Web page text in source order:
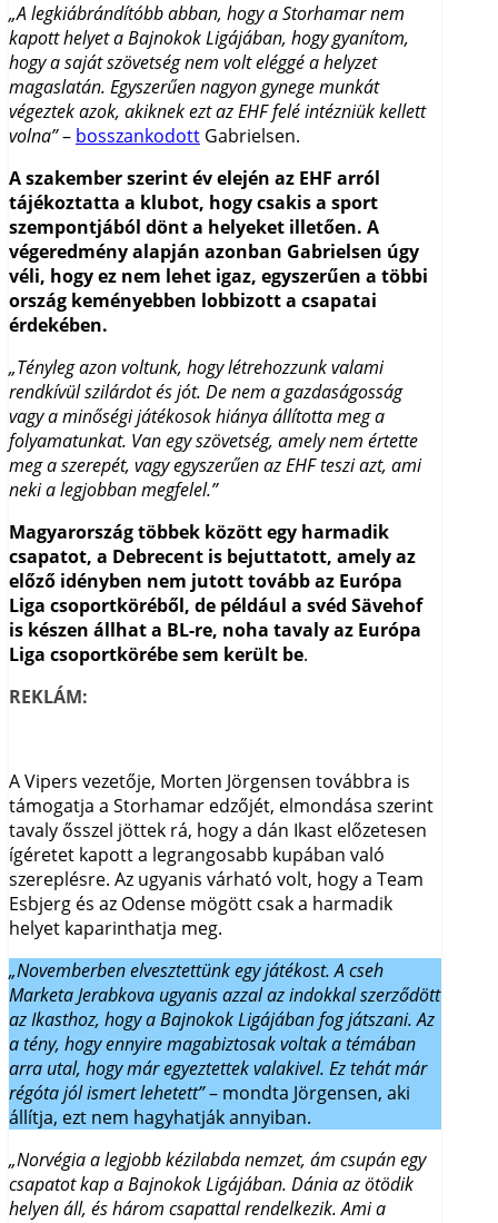
„A legkiábrándítóbb abban, hogy a Storhamar nem
kapott helyet a Bajnokok Ligájában, hogy gyanítom,
hogy a saját szövetség nem volt eléggé a helyzet
magaslatán. Egyszerűen nagyon gynege munkát
végeztek azok, akiknek ezt az EHF felé intézniük kellett
volna”– bosszankodott Gabrielsen.
A szakember szerint év elején az EHF arról
tájékoztatta a klubot, hogy csakis a sport
szempontjából dönt a helyeket illetően. A
végeredmény alapján azonban Gabrielsen úgy
véli, hogy ez nem lehet igaz, egyszerűen a többi
ország keményebben lobbizott a csapatai
érdekében.
„Tényleg azon voltunk, hogy létrehozzunk valami
rendkívül szilárdot és jót. De nem a gazdaságosság
vagy a minőségi játékosok hiánya állította meg a
folyamatunkat. Van egy szövetség, amely nem értette
meg a szerepét, vagy egyszerűen az EHF teszi azt, ami
neki a legjobban megfelel.”
Magyarország többek között egy harmadik
csapatot, a Debrecent is bejuttatott, amely az
előző idényben nem jutott tovább az Európa
Liga csoportköréből, de például a svéd Sävehof
is készen állhat a BL-re, noha tavaly az Európa
Liga csoportkörébe sem került be.
REKLÁM:
A Vipers vezetője, Morten Jörgensen továbbra is
támogatja a Storhamar edzőjét, elmondása szerint
tavaly ősszel jöttek rá, hogy a dán Ikast előzetesen
ígéretet kapott a legrangosabb kupában való
szereplésre. Az ugyanis várható volt, hogy a Team
Esbjerg és az Odense mögött csak a harmadik
helyet kaparinthatja meg.
„Novemberben elvesztettünk egy játékost. A cseh
Marketa Jerabkova ugyanis azzal az indokkal szerződött
az Ikasthoz, hogy a Bajnokok Ligájában fog játszani. Az
a tény, hogy ennyire magabiztosak voltak a témában
arra utal, hogy már egyeztettek valakivel. Ez tehát már
régóta jól ismert lehetett”– mondta Jörgensen, aki
állítja, ezt nem hagyhatják annyiban.
„Norvégia a legjobb kézilabda nemzet, ám csupán egy
csapatot kap a Bajnokok Ligájában. Dánia az ötödik
helyen áll, és három csapattal rendelkezik. Ami a